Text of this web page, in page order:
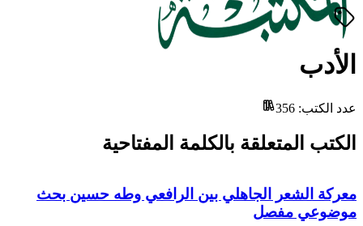
الأدب
عدد الكتب:
356
الكتب المتعلقة بالكلمة المفتاحية
معركة الشعر الجاهلي بين الرافعي وطه حسين بحث
موضوعي مفصل